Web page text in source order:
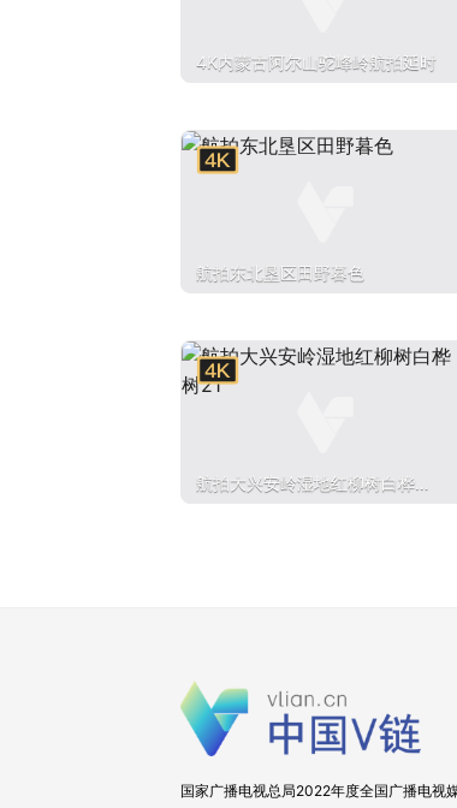
4K内蒙古阿尔山驼峰岭航拍延时
航拍东北垦区田野暮色
航拍大兴安岭湿地红柳树白桦树
国家广播电视总局2022年度全国广播电视